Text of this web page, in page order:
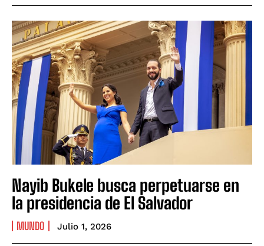
Nayib Bukele busca perpetuarse en
la presidencia de El Salvador
MUNDO Julio 1, 2026